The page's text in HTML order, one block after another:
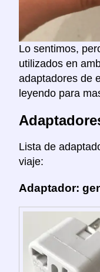
Lo sentimos,
utilizados en
adaptadores de
leyendo para
Lista de
viaje:
Adaptador: